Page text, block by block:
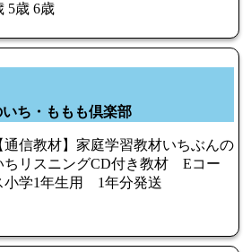
5歳 6歳
ち・ももも倶楽部
通信教材】家庭学習教材いちぶんの
ちリスニングCD付き教材 Eコー
小学1年生用 1年分発送